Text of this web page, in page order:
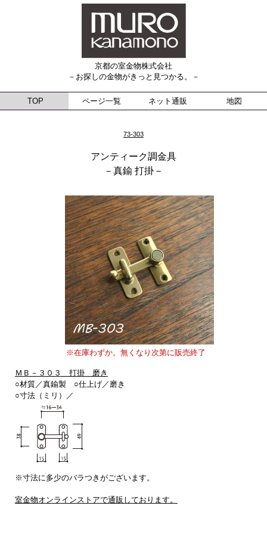
京都の室金物株式会社
－お探しの金物がきっと見つかる。－
TOP ページ一覧 ネット通販 地図
73-303
アンティーク調金具
－真鍮 打掛－
※在庫わずか。無くなり次第に販売終了
ＭＢ－３０３ 打掛 磨き
○材質／真鍮製 ○仕上げ／磨き
○寸法（ミリ）／
※寸法に多少のバラつきがございます。
室金物オンラインストアで通販しております。